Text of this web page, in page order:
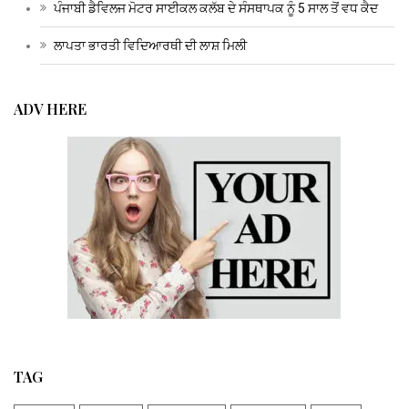
ਪੰਜਾਬੀ ਡੈਵਿਲਜ ਮੋਟਰ ਸਾਈਕਲ ਕਲੱਬ ਦੇ ਸੰਸਥਾਪਕ ਨੂੰ 5 ਸਾਲ ਤੋਂ ਵਧ ਕੈਦ
ਲਾਪਤਾ ਭਾਰਤੀ ਵਿਦਿਆਰਥੀ ਦੀ ਲਾਸ਼ ਮਿਲੀ
ADV HERE
TAG